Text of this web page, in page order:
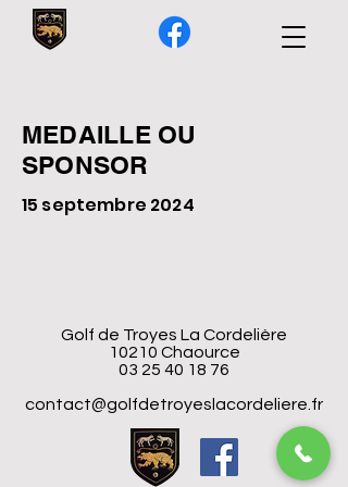
MEDAILLE OU
SPONSOR
15 septembre 2024
Golf de Troyes La Cordelière
10210 Chaource
03 25 40 18 76
contact@golfdetroyeslacordeliere.fr